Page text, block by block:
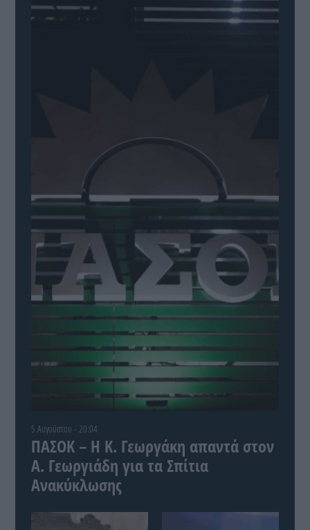
5 Αυγούστου - 20:04
ΠΑΣΟΚ – Η Κ. Γεωργάκη απαντά στον
Α. Γεωργιάδη για τα Σπίτια
Ανακύκλωσης